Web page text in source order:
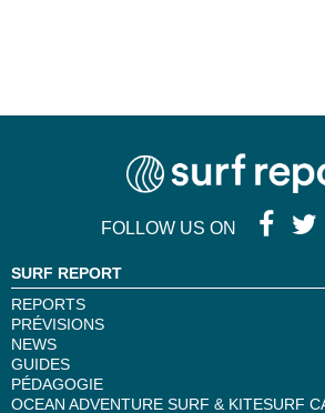
FOLLOW US ON
SURF REPORT
REPORTS
PRÉVISIONS
NEWS
GUIDES
PÉDAGOGIE
OCEAN ADVENTURE SURF & KITESURF